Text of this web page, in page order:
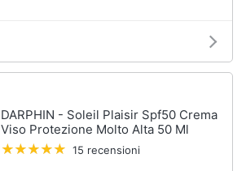
DARPHIN - Soleil Plaisir Spf50 Crema
Viso Protezione Molto Alta 50 Ml
15 recensioni